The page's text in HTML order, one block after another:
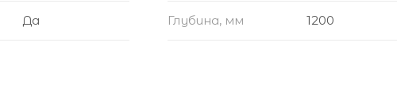
Да Глубина, мм 1200